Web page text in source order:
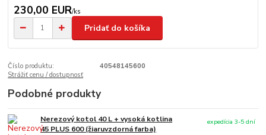
230,00 EUR/ks
Pridať do košíka
Číslo produktu:
40548145600
Strážiť cenu / dostupnosť
Podobné produkty
Nerezový kotol 40 L + vysoká kotlina
45 PLUS 600 (žiaruvzdorná farba)
expedícia 3-5 dní